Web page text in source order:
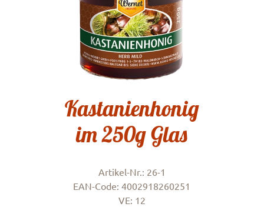
Kastanienhonig
im 250g Glas
Artikel-Nr.: 26-1
EAN-Code: 4002918260251
VE: 12